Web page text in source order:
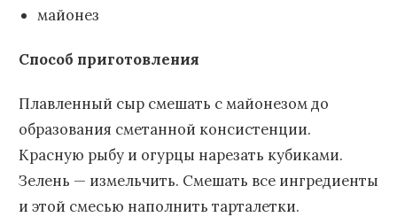
майонез
Способ приготовления
Плавленный сыр смешать с майонезом до
образования сметанной консистенции.
Красную рыбу и огурцы нарезать кубиками.
Зелень — измельчить. Смешать все ингредиенты
и этой смесью наполнить тарталетки.